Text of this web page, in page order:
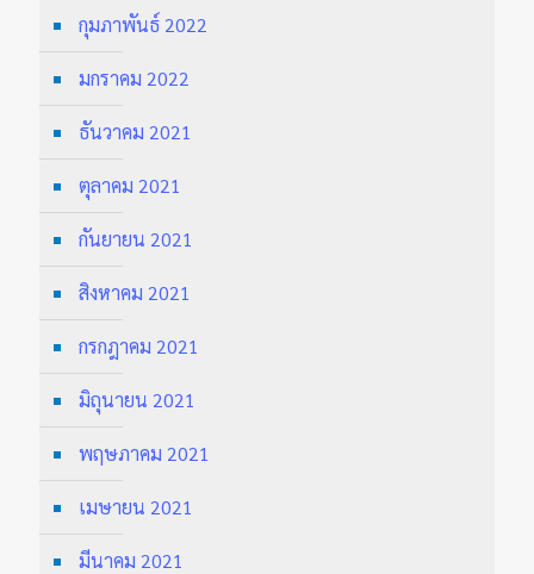
กุมภาพันธ์ 2022
มกราคม 2022
ธันวาคม 2021
ตุลาคม 2021
กันยายน 2021
สิงหาคม 2021
กรกฎาคม 2021
มิถุนายน 2021
พฤษภาคม 2021
เมษายน 2021
มีนาคม 2021